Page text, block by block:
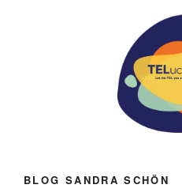
BLOG SANDRA SCHÖN